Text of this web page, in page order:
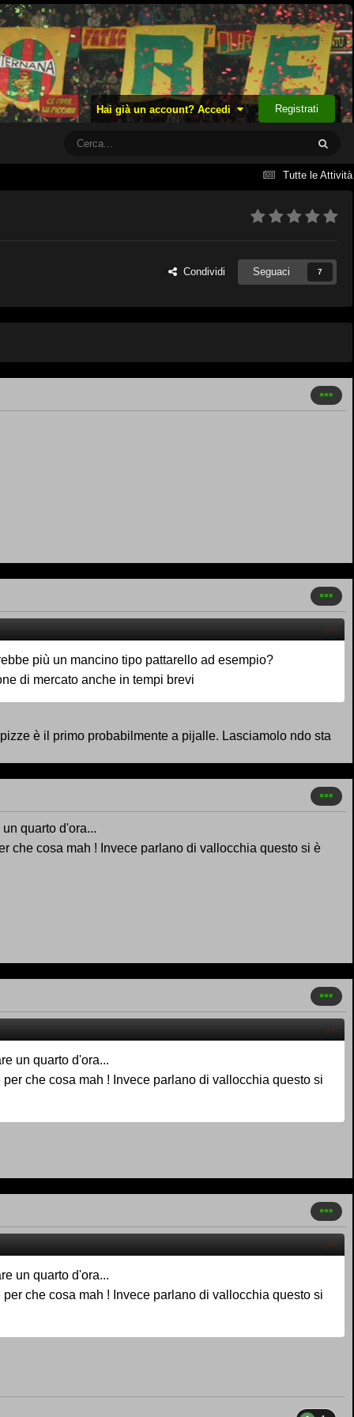
Hai già un account? Accedi Registrati
Tutte le Attività
Condividi Seguaci 7
più un mancino tipo pattarello ad esempio?
di mercato anche in tempi brevi
è il primo probabilmente a pijalle. Lasciamolo ndo sta
quarto d'ora...
che cosa mah ! Invece parlano di vallocchia questo si è
un quarto d'ora...
che cosa mah ! Invece parlano di vallocchia questo si
un quarto d'ora...
che cosa mah ! Invece parlano di vallocchia questo si